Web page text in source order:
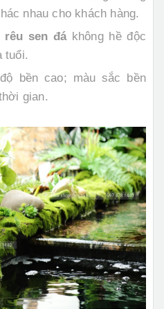
nhau cho khách hàng.
rêu sen đákhông hề độc
tuổi.
bền cao; màu sắc bền
gian.